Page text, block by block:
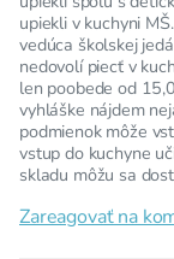
upiekli v kuchyni
vedúca školskej
nedovolí piecť v
len poobede od
vyhláške nájdem
podmienok môže
vstup do kuchyne
skladu môžu sa
Zareagovať na